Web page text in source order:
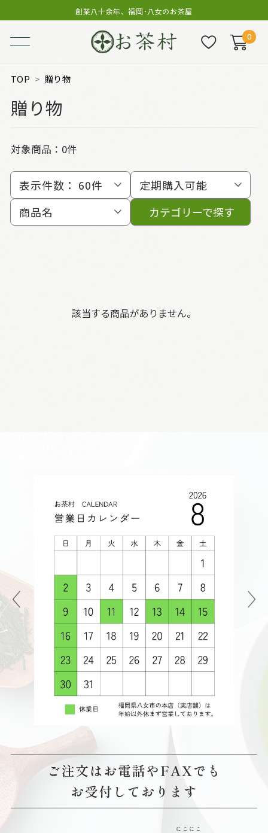
創業八十余年、福岡･八女のお茶屋
0
TOP 贈り物
贈り物
対象商品：0件
表示件数： 60件
定期購入可能
商品名
カテゴリーで探す
該当する商品がありません。